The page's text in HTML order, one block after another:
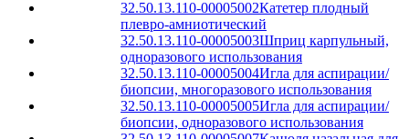
32.50.13.110-00005002Катетер плодный
плевро-амниотический
32.50.13.110-00005003Шприц карпульный,
одноразового использования
32.50.13.110-00005004Игла для аспирации/
биопсии, многоразового использования
32.50.13.110-00005005Игла для аспирации/
биопсии, одноразового использования